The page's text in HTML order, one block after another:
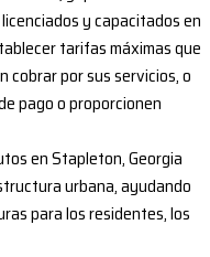
y capacitados en
tarifas máximas que
cobrar por sus servicios, o
pago o proporcionen
en Stapleton, Georgia
urbana, ayudando
para los residentes, los